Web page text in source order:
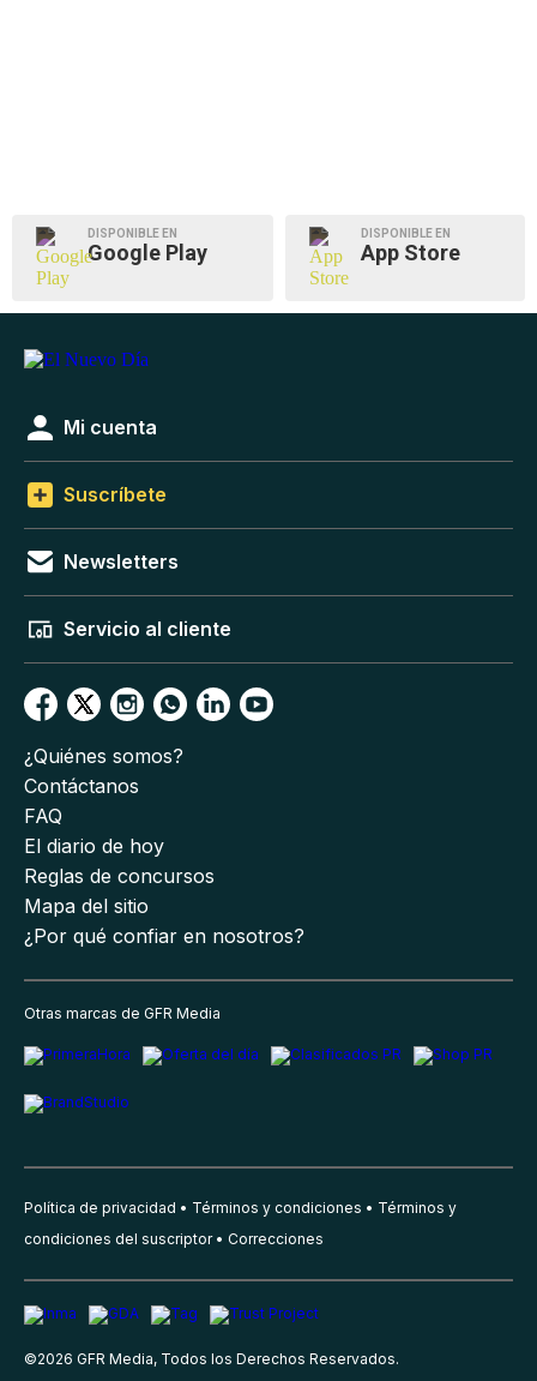
DISPONIBLE EN
Google Play
DISPONIBLE EN
App Store
Mi cuenta
Suscríbete
Newsletters
Servicio al cliente
¿Quiénes somos?
Contáctanos
FAQ
El diario de hoy
Reglas de concursos
Mapa del sitio
¿Por qué confiar en nosotros?
Otras marcas de GFR Media
Política de privacidad Términos y condiciones
Términos y
condiciones del suscriptor
Correcciones
©2026 GFR Media, Todos los Derechos Reservados.